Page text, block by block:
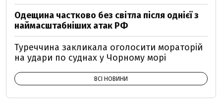
Одещина частково без світла після однієї з
наймасштабніших атак РФ
Туреччина закликала оголосити мораторій
на удари по суднах у Чорному морі
ВСІ НОВИНИ